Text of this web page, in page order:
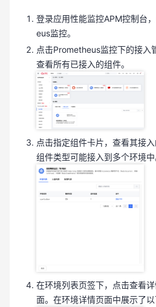
登录应用性能监控APM控制台
eus监控。
点击Prometheus监控下的接入
查看所有已接入的组件。
点击指定组件卡片，查看其接
组件类型可能接入到多个环境中
在环境列表页签下，点击查看
面。在环境详情页面中展示了以